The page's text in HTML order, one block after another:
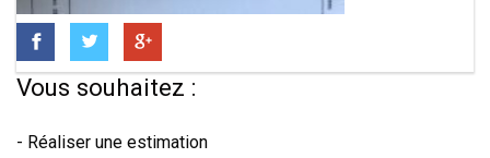
Vous souhaitez :
- Réaliser une estimation